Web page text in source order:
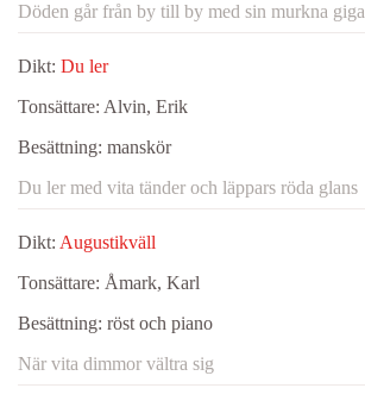
Döden går från by till by med sin murkna giga
Dikt: Du ler
Tonsättare: Alvin, Erik
Besättning: manskör
Du ler med vita tänder och läppars röda glans
Dikt: Augustikväll
Tonsättare: Åmark, Karl
Besättning: röst och piano
När vita dimmor vältra sig